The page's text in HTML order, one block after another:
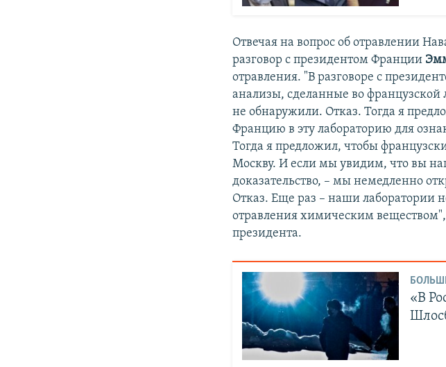
Отвечая на вопрос об отравлении
разговор с президентом Франции
отравления. "В разговоре с
анализы, сделанные во
не обнаружили. Отказ. Тогда я
Францию в эту лабораторию для
Тогда я предложил, чтобы
Москву. И если мы увидим, что вы
доказательство, – мы немедленно
Отказ. Еще раз – наши лаборатории
отравления химическим веществом",
президента.
«В